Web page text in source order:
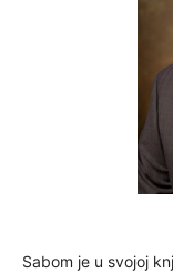
Sabom je u svojoj